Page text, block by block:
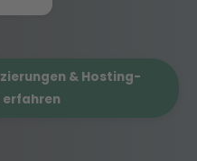
& Hosting-